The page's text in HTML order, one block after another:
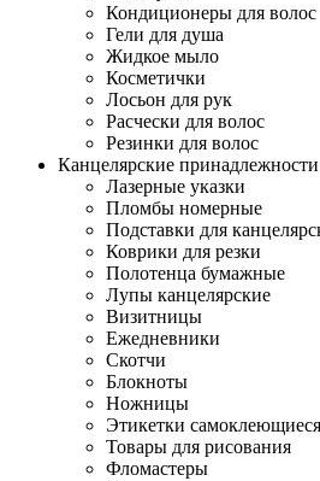
Кондиционеры для волос
Гели для душа
Жидкое мыло
Косметички
Лосьон для рук
Расчески для волос
Резинки для волос
Канцелярские принадлежности
Лазерные указки
Пломбы номерные
Подставки для
Коврики для резки
Полотенца бумажные
Лупы канцелярские
Визитницы
Ежедневники
Скотчи
Блокноты
Ножницы
Этикетки самоклеющиеся
Товары для рисования
Фломастеры